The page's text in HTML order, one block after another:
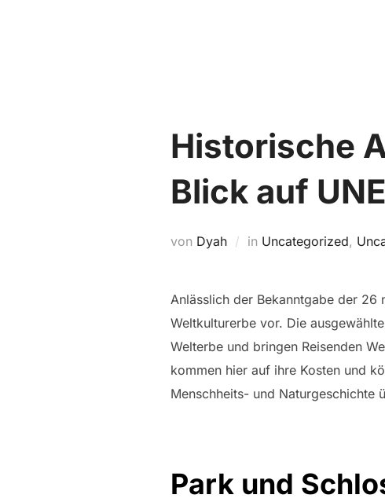
Historische
Blick auf
von Dyah in Uncategorized,
Anlässlich der Bekanntgabe der 26
Weltkulturerbe vor. Die
Welterbe und bringen Reisenden
kommen hier auf ihre Kosten und
Menschheits- und Naturgeschichte
Park und